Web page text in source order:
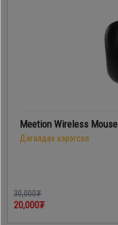
Meetion Wireless Mouse
Дагалдах хэрэгсэл
30,000₮
20,000₮